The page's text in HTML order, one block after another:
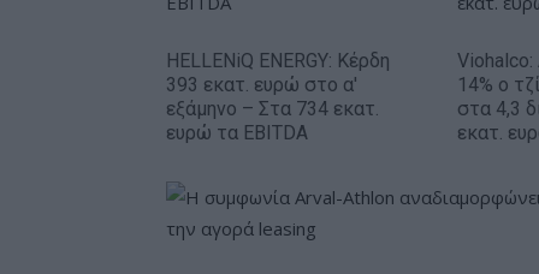
HELLENiQ ENERGY: Κέρδη
393 εκατ. ευρώ στο α'
εξάμηνο – Στα 734 εκατ.
ευρώ τα EBITDA
14% ο
στα 4,3
εκατ.